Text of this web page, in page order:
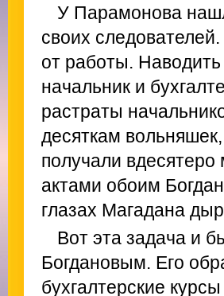
У Парамонова
своих
от работы.
начальник и
растраты
десяткам
получали
актами обоим
глазах Магадана
Вот эта задача и
Богдановым. Его
бухгалтерские